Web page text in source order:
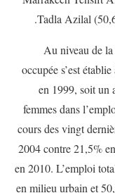
Tadla Azilal
Au niveau de
occupée s’est
en 1999, soit un
femmes dans
cours des vingt
2004 contre 21,5%
en 2010. L’emploi
en milieu urbain et